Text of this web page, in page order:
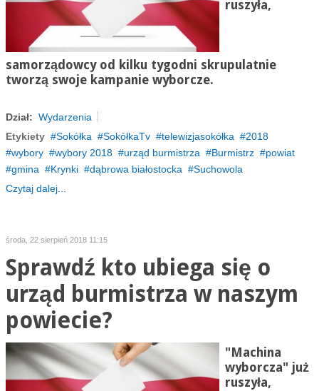
ruszyła,
samorządowcy od kilku tygodni skrupulatnie
tworzą swoje kampanie wyborcze.
Dział: Wydarzenia
Etykiety
Sokółka SokółkaTv telewizjasokółka
2018
wybory
wybory 2018 urząd burmistrza Burmistrz
powiat
gmina
Krynki dąbrowa białostocka
Suchowola
Czytaj dalej...
środa, 22 sierpień 2018 11:15
Sprawdź kto ubiega się o
urząd burmistrza w naszym
powiecie?
"Machina
wyborcza" już
ruszyła,